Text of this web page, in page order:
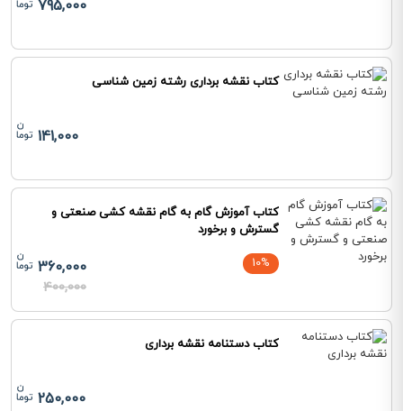
795,000
کتاب نقشه برداری رشته زمین شناسی
141,000
کتاب آموزش گام به گام نقشه کشی صنعتی و
گسترش و برخورد
10%
360,000
400,000
کتاب دستنامه نقشه برداری
250,000